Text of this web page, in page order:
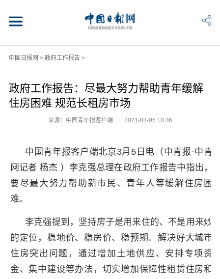
中国日报网 > 政府工作报告>
政府工作报告：尽最大努力帮助青年缓解
住房困难 规范长租房市场
来源：中国青年报客户端 2021-03-05 10:36
中国青年报客户端北京3月5日电（中青报·中青
网记者 杨杰 ）李克强总理在政府工作报告中指出，
要尽最大努力帮助新市民、青年人等缓解住房困
难。
李克强提到，坚持房子是用来住的、不是用来炒
的定位，稳地价、稳房价、稳预期。解决好大城市
住房突出问题，通过增加土地供应、安排专项资
金、集中建设等办法，切实增加保障性租赁住房和